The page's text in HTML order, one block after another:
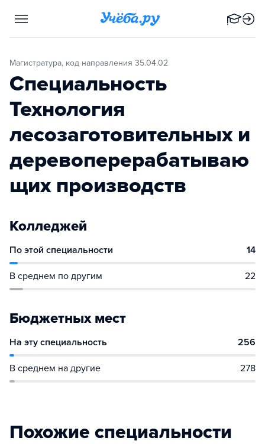
Магистратура, код направления 35.04.02
Специальность
Технология
лесозаготовительных и
деревоперерабатываю
щих производств
Колледжей
По этой специальности 14
В среднем по другим 22
Бюджетных мест
На эту специальность 256
В среднем на другие 278
Похожие специальности